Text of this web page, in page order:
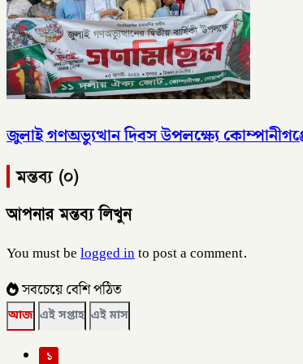
জুলাই গণঅভ্যুত্থান দিবস উপলক্ষ্যে
মন্তব্য (০)
আপনার মন্তব্য লিখুন
You must belogged into post a comment.
সবচেয়ে বেশি পঠিত
আজ এই সপ্তাহ এই মাস
১